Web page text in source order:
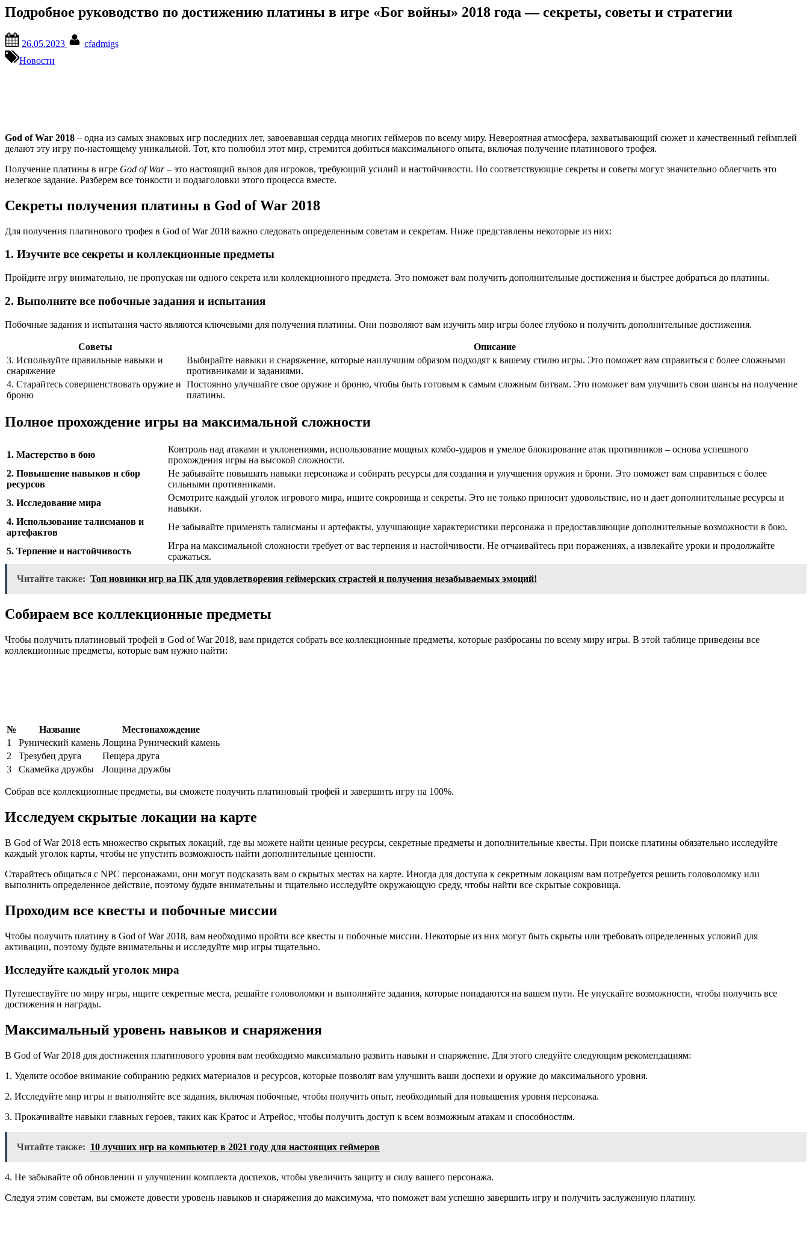
Подробное руководство по достижению платины в игре «Бог войны» 2018 года — секреты, советы и стратегии
on
26.05.2023
cfadmigs
Новости
God of War 2018 – одна из самых знаковых игр последних лет, завоевавшая сердца многих геймеров по всему миру. Невероятная атмосфера, захватывающий сюжет и качественный геймплей
делают эту игру по-настоящему уникальной. Тот, кто полюбил этот мир, стремится добиться максимального опыта, включая получение платинового трофея.
Получение платины в игре God of War– это настоящий вызов для игроков, требующий усилий и настойчивости. Но соответствующие секреты и советы могут значительно облегчить это
нелегкое задание. Разберем все тонкости и подзаголовки этого процесса вместе.
Секреты получения платины в God of War 2018
Для получения платинового трофея в God of War 2018 важно следовать определенным советам и секретам. Ниже представлены некоторые из них:
1. Изучите все секреты и коллекционные предметы
Пройдите игру внимательно, не пропуская ни одного секрета или коллекционного предмета. Это поможет вам получить дополнительные достижения и быстрее добраться до платины.
2. Выполните все побочные задания и испытания
Побочные задания и испытания часто являются ключевыми для получения платины. Они позволяют вам изучить мир игры более глубоко и получить дополнительные достижения.
Советы
Описание
3. Используйте правильные навыки и
снаряжение
Выбирайте навыки и снаряжение, которые наилучшим образом подходят к вашему стилю игры. Это поможет вам справиться с более сложными
противниками и заданиями.
4. Старайтесь совершенствовать оружие и
броню
Постоянно улучшайте свое оружие и броню, чтобы быть готовым к самым сложным битвам. Это поможет вам улучшить свои шансы на получение
платины.
Полное прохождение игры на максимальной сложности
1. Мастерство в бою
Контроль над атаками и уклонениями, использование мощных комбо-ударов и умелое блокирование атак противников – основа успешного
прохождения игры на высокой сложности.
2. Повышение навыков и сбор
ресурсов
Не забывайте повышать навыки персонажа и собирать ресурсы для создания и улучшения оружия и брони. Это поможет вам справиться с более
сильными противниками.
3. Исследование мира
Осмотрите каждый уголок игрового мира, ищите сокровища и секреты. Это не только приносит удовольствие, но и дает дополнительные ресурсы и
навыки.
4. Использование талисманов и
артефактов
Не забывайте применять талисманы и артефакты, улучшающие характеристики персонажа и предоставляющие дополнительные возможности в бою.
5. Терпение и настойчивость
Игра на максимальной сложности требует от вас терпения и настойчивости. Не отчаивайтесь при поражениях, а извлекайте уроки и продолжайте
сражаться.
Читайте также: Топ новинки игр на ПК для удовлетворения геймерских страстей и получения незабываемых эмоций!
Собираем все коллекционные предметы
Чтобы получить платиновый трофей в God of War 2018, вам придется собрать все коллекционные предметы, которые разбросаны по всему миру игры. В этой таблице приведены все
коллекционные предметы, которые вам нужно найти:
№ Название
Местонахождение
1
Рунический камень Лощина Рунический камень
2
Трезубец друга
Пещера друга
3
Скамейка дружбы Лощина дружбы
Собрав все коллекционные предметы, вы сможете получить платиновый трофей и завершить игру на 100%.
Исследуем скрытые локации на карте
В God of War 2018 есть множество скрытых локаций, где вы можете найти ценные ресурсы, секретные предметы и дополнительные квесты. При поиске платины обязательно исследуйте
каждый уголок карты, чтобы не упустить возможность найти дополнительные ценности.
Старайтесь общаться с NPC персонажами, они могут подсказать вам о скрытых местах на карте. Иногда для доступа к секретным локациям вам потребуется решить головоломку или
выполнить определенное действие, поэтому будьте внимательны и тщательно исследуйте окружающую среду, чтобы найти все скрытые сокровища.
Проходим все квесты и побочные миссии
Чтобы получить платину в God of War 2018, вам необходимо пройти все квесты и побочные миссии. Некоторые из них могут быть скрыты или требовать определенных условий для
активации, поэтому будьте внимательны и исследуйте мир игры тщательно.
Исследуйте каждый уголок мира
Путешествуйте по миру игры, ищите секретные места, решайте головоломки и выполняйте задания, которые попадаются на вашем пути. Не упускайте возможности, чтобы получить все
достижения и награды.
Максимальный уровень навыков и снаряжения
В God of War 2018 для достижения платинового уровня вам необходимо максимально развить навыки и снаряжение. Для этого следуйте следующим рекомендациям:
1. Уделите особое внимание собиранию редких материалов и ресурсов, которые позволят вам улучшить ваши доспехи и оружие до максимального уровня.
2. Исследуйте мир игры и выполняйте все задания, включая побочные, чтобы получить опыт, необходимый для повышения уровня персонажа.
3. Прокачивайте навыки главных героев, таких как Кратос и Атрейос, чтобы получить доступ к всем возможным атакам и способностям.
Читайте также: 10 лучших игр на компьютер в 2021 году для настоящих геймеров
4. Не забывайте об обновлении и улучшении комплекта доспехов, чтобы увеличить защиту и силу вашего персонажа.
Следуя этим советам, вы сможете довести уровень навыков и снаряжения до максимума, что поможет вам успешно завершить игру и получить заслуженную платину.